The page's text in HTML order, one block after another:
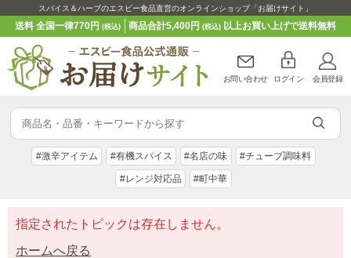
スパイス＆ハーブのエスビー食品直営のオンラインショップ「お届けサイト」
送料 全国一律770円(税込) 商品合計5,400円 (税込)以上お買い上げで送料無料
お問い合わせ ログイン 会員登録
#激辛アイテム #有機スパイス #名店の味 #チューブ調味料
#レンジ対応品 #町中華
指定されたトピックは存在しません。
ホームへ戻る